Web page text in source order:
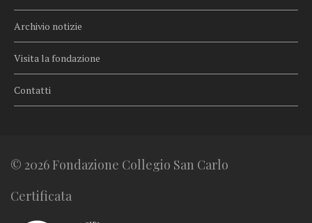
Archivio notizie
Visita la fondazione
Contatti
© 2026 Fondazione Collegio San Carlo
Certificata